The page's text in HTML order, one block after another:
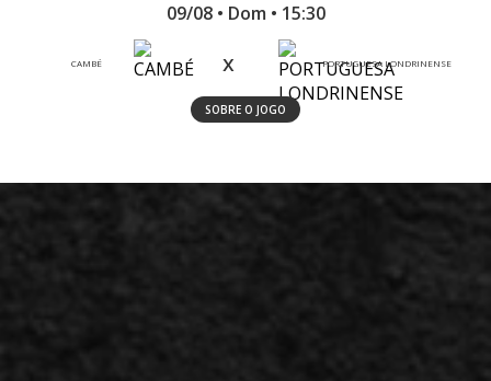
09/08 • Dom • 15:30
CAMBÉ x PORTUGUESA LONDRINENSE
SOBRE O JOGO